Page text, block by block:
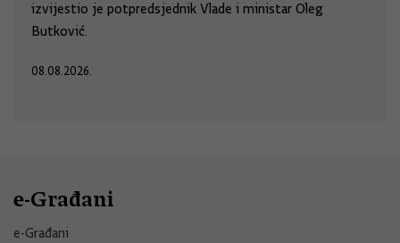
izvijestio je potpredsjednik Vlade i ministar Oleg
Butković.
08.08.2026.
e-Građani
e-Građani